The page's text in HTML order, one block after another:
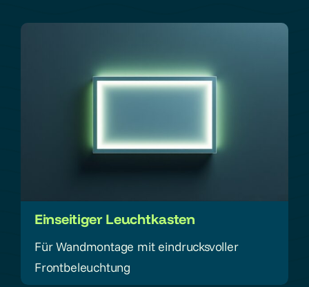
Einseitiger Leuchtkasten
Für Wandmontage mit eindrucksvoller
Frontbeleuchtung